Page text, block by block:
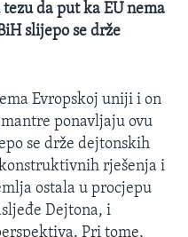
da put ka EU nema
slijepo se drže
Evropskoj uniji i on
ponavljaju ovu
se drže dejtonskih
rješenja i
ostala u procjepu
Dejtona, i
Pri tome,